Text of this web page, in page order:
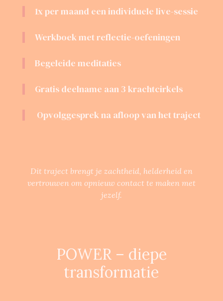
1x per maand een individuele live-sessie
Werkboek met reflectie-oefeningen
Begeleide meditaties
Gratis deelname aan 3 krachtcirkels
Opvolggesprek na afloop van het traject
Dit traject brengt je zachtheid, helderheid en
vertrouwen om opnieuw contact te maken met
jezelf.
POWER – diepe
transformatie